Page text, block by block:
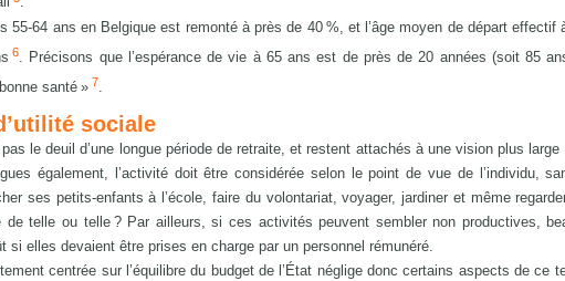
55-64 ans en Belgique est remonté à près de 40 %, et l’âge moyen de départ effectif
6
. Précisons que l’espérance de vie à 65 ans est de près de 20 années (soit 85
santé » 7.
sociale
le deuil d’une longue période de retraite, et restent attachés à une vision plus large
également, l’activité doit être considérée selon le point de vue de l’individu,
ses petits-enfants à l’école, faire du volontariat, voyager, jardiner et même
de telle ou telle ? Par ailleurs, si ces activités peuvent sembler non productives,
si elles devaient être prises en charge par un personnel rémunéré.
centrée sur l’équilibre du budget de l’État néglige donc certains aspects de ce